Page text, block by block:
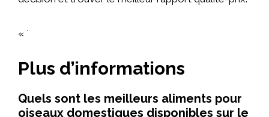
« `
Plus d’informations
Quels sont les meilleurs aliments pour
oiseaux domestiques disponibles sur le